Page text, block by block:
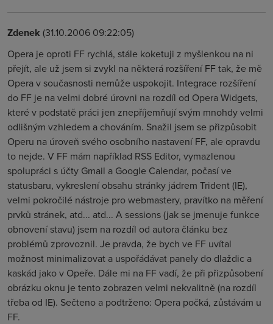
Zdenek (31.10.2006 09:22:05)
Opera je oproti FF rychlá, stále koketuji z myšlenkou na ni
přejít, ale už jsem si zvykl na některá rozšíření FF tak, že mě
Opera v současnosti nemůže uspokojit. Integrace rozšíření
do FF je na velmi dobré úrovni na rozdíl od Opera Widgets,
které v podstatě práci jen znepříjemňují svým mnohdy velmi
odlišným vzhledem a chováním. Snažil jsem se přizpůsobit
Operu na úroveň svého osobního nastavení FF, ale opravdu
to nejde. V FF mám například RSS Editor, vymazlenou
spolupráci s účty Gmail a Google Calendar, počasí ve
statusbaru, vykreslení obsahu stránky jádrem Trident (IE),
velmi pokročilé nástroje pro webmastery, pravítko na měření
prvků stránek, atd... atd... A sessions (jak se jmenuje funkce
obnovení stavu) jsem na rozdíl od autora článku bez
problémů zprovoznil. Je pravda, že bych ve FF uvítal
možnost minimalizovat a uspořádávat panely do dlaždic a
kaskád jako v Opeře. Dále mi na FF vadí, že při přizpůsobení
obrázku oknu je tento zobrazen velmi nekvalitně (na rozdíl
třeba od IE). Sečteno a podtrženo: Opera počká, zůstávám u
FF.